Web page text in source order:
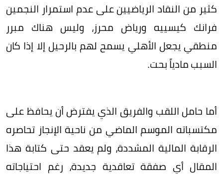
كثير من النقاد الرياضيين على عدم استمرار النجمين
فرانك كيسييه ورياض محرز، وليس هناك مبرر
منطقي يجعل الأهلي يسمح لهم بالرحيل إلا إذا كان
السبب مادياً بحت.
أما حامل اللقب والفريق الذي يفترض أن يحافظ على
مكتسباته الموسم الماضي من ناحية الإنجاز تحاصره
الرقابة المالية المشددة، ولم يعقد حتى كتابة هذا
المقال أي صفقة تعاقدية جديدة، رغم احتياجاته